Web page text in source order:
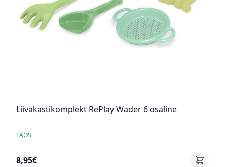
Liivakastikomplekt RePlay Wader 6 osaline
LAOS
8,95€